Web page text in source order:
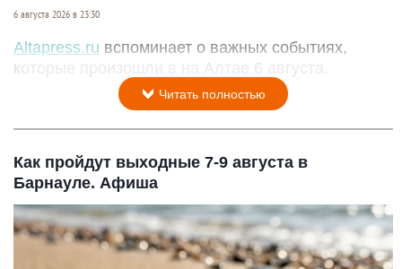
6 августа 2026 в 23:30
Altapress.ru вспоминает о важных событиях,
которые произошли в на Алтае 6 августа.
Читать полностью
Как пройдут выходные 7-9 августа в
Барнауле. Афиша